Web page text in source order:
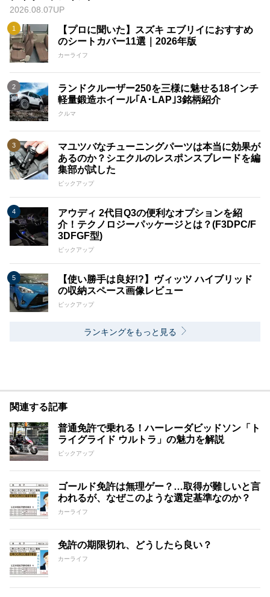
2026.08.07UP
【プロに聞いた】スズキ エブリイにおすすめ
のシートカバー11選｜2026年版
カーライフ
ランドクルーザー250を三様に魅せる18インチ
軽量鍛造ホイール｢A･LAP｣3銘柄紹介
クルマ
マユツバなチューニングパーツは本当に効果が
あるのか？シエクルのレスポンスブレードを編
集部が試した
ピックアップ
アウディ 2代目Q3の便利なオプションを紹
介！テクノロジーパッケージとは？(F3DPC/F
3DFGF型)
ピックアップ
【使い勝手は良好!?】ヴィッツ ハイブリッド
の収納スペース画像レビュー
ピックアップ
ランキングをもっと見る
関連する記事
普通免許で乗れる！ハーレーダビッドソン「ト
ライグライド ウルトラ」の魅力を解説
ピックアップ
ゴールド免許は無理ゲー？…取得が難しいと言
われるが、なぜこのような選定基準なのか？
カーライフ
免許の期限切れ、どうしたら良い？
カーライフ